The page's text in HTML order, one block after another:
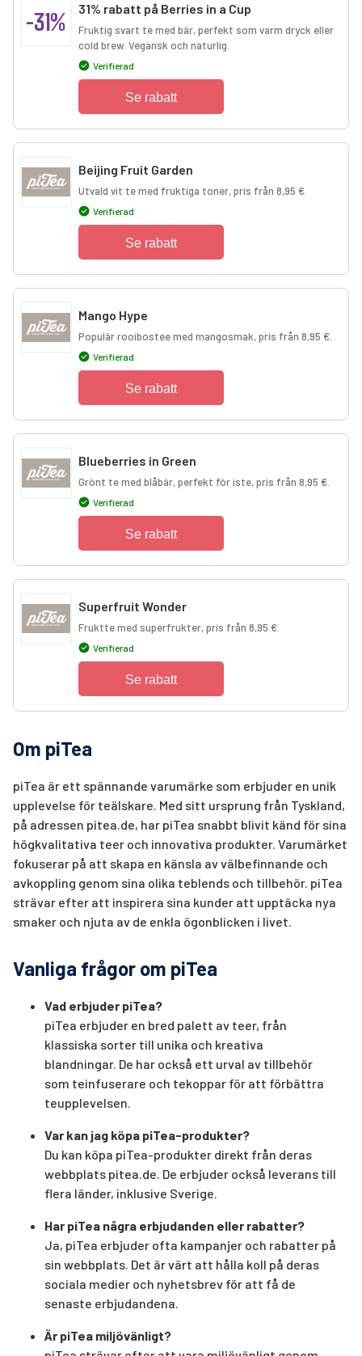
-31% 31% rabatt på Berries in a Cup
Fruktig svart te med bär, perfekt som varm dryck eller
cold brew. Vegansk och naturlig.
Verifierad
Se rabatt
Beijing Fruit Garden
Utvald vit te med fruktiga toner, pris från 8,95 €.
Verifierad
Se rabatt
Mango Hype
Populär rooibostee med mangosmak, pris från 8,95 €.
Verifierad
Se rabatt
Blueberries in Green
Grönt te med blåbär, perfekt för iste, pris från 8,95 €.
Verifierad
Se rabatt
Superfruit Wonder
Fruktte med superfrukter, pris från 8,95 €.
Verifierad
Se rabatt
Om piTea
piTea är ett spännande varumärke som erbjuder en unik
upplevelse för teälskare. Med sitt ursprung från Tyskland,
på adressen pitea.de, har piTea snabbt blivit känd för sina
högkvalitativa teer och innovativa produkter. Varumärket
fokuserar på att skapa en känsla av välbefinnande och
avkoppling genom sina olika teblends och tillbehör. piTea
strävar efter att inspirera sina kunder att upptäcka nya
smaker och njuta av de enkla ögonblicken i livet.
Vanliga frågor om piTea
Vad erbjuder piTea?
piTea erbjuder en bred palett av teer, från
klassiska sorter till unika och kreativa
blandningar. De har också ett urval av tillbehör
som teinfuserare och tekoppar för att förbättra
teupplevelsen.
Var kan jag köpa piTea-produkter?
Du kan köpa piTea-produkter direkt från deras
webbplats pitea.de. De erbjuder också leverans till
flera länder, inklusive Sverige.
Har piTea några erbjudanden eller rabatter?
Ja, piTea erbjuder ofta kampanjer och rabatter på
sin webbplats. Det är värt att hålla koll på deras
sociala medier och nyhetsbrev för att få de
senaste erbjudandena.
Är piTea miljövänligt?